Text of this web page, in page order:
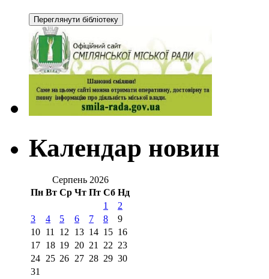
Календар новин
Серпень 2026
Пн Вт Ср Чт Пт Сб Нд
1
2
3
4 5 6 7 8
9
10 11 12 13 14 15 16
17 18 19 20 21 22 23
24 25 26 27 28 29 30
31